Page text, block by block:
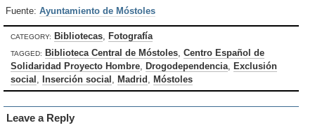
Fuente: Ayuntamiento de Móstoles
CATEGORY: Bibliotecas, Fotografía
TAGGED: Biblioteca Central de Móstoles, Centro Español de
Solidaridad Proyecto Hombre, Drogodependencia, Exclusión
social , Inserción social , Madrid , Móstoles
Leave a Reply